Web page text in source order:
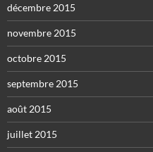
décembre 2015
novembre 2015
octobre 2015
septembre 2015
août 2015
juillet 2015